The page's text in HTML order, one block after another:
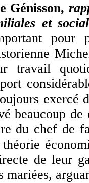
Génisson,
et
pour
travail
exercé
beaucoup
du chef de
de leur
mariées,